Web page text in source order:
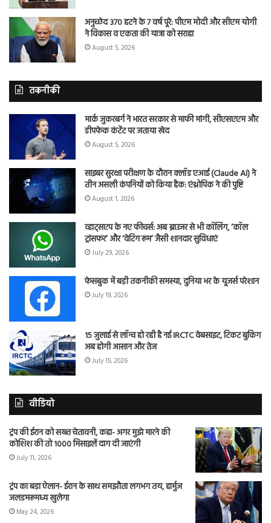
अनुच्छेद 370 हटने के 7 वर्ष पूरे: पीएम मोदी और सीएम योगी
ने विकास व एकता की यात्रा को सराहा
August 5, 2026
तकनीकी
मार्क जुकरबर्ग ने भारत सरकार से माफी मांगी, सीएसएएम और
डीपफेक कंटेंट पर जताया खेद
August 5, 2026
साइबर सुरक्षा परीक्षण के दौरान क्लॉड एआई (Claude AI) ने
तीन असली कंपनियों को किया हैक: एंथ्रोपिक ने की पुष्टि
August 1, 2026
व्हाट्सएप के नए फीचर्स: अब ब्राउजर से भी कॉलिंग, ‘कॉल
ट्रांसफर’ और ‘वेटिंग रूम’ जैसी शानदार सुविधाएं
July 29, 2026
फेसबुक में बड़ी तकनीकी समस्या, दुनिया भर के यूजर्स परेशान
July 19, 2026
15 जुलाई से लॉन्च हो रही है नई IRCTC वेबसाइट, टिकट बुकिंग
अब होगी आसान और तेज
July 15, 2026
वीडियो
ट्रंप की ईरान को सख्त चेतावनी, कहा- अगर मुझे मारने की
कोशिश की तो 1000 मिसाइलें दाग दी जाएंगी
July 11, 2026
ट्रंप का बड़ा ऐलान- ईरान के साथ समझौता लगभग तय, हार्मुज
जलडमरूमध्य खुलेगा
May 24, 2026